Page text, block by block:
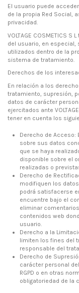
El usuario puede
de la propia Red Social,
privacidad.
VOLTAGE COSMETICS
del usuario, en especial,
utilizados dentro de la
sistema de tratamiento.
Derechos de los
En relación a los
tratamiento, supresión,
datos de carácter
ejercitados ante
tener en cuenta los
Derecho de Acceso:
sobre sus datos
que se haya
disponible sobre el
realizadas o
Derecho de
modifiquen los
podrá satisfacerse
encuentre bajo el
eliminar
contenidos web
usuario.
Derecho a la
limiten los fines del
responsable del
Derecho de
carácter personal
RGPD o en otras
obligatoriedad de la